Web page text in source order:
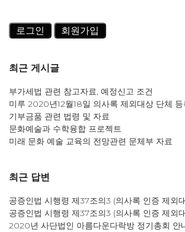
로그인 회원가입
최근 게시글
부가세법 관련 참고자료, 예정신고 조건
미루 2020년12월18일 의사록 제외대상 단체 등
기부금품 관련 법령 및 자료
문화예술과 수학융합 프로젝트
미래 문화 예술 교육의 전망관련 문체부 자료
최근 답변
공증인법 시행령 제37조의3 (의사록 인증 제외
공증인법 시행령 제37조의3 (의사록 인증 제외
2020년 사단법인 아름다운다락방 정기총회 안